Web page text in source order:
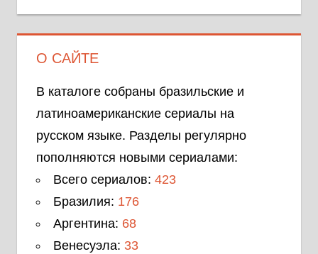
О САЙТЕ
В каталоге собраны бразильские и
латиноамериканские сериалы на
русском языке. Разделы регулярно
пополняются новыми сериалами:
Всего сериалов: 423
Бразилия: 176
Аргентина: 68
Венесуэла: 33